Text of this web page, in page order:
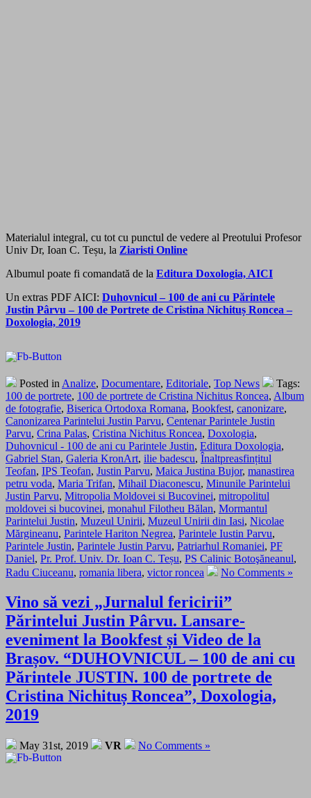
Materialul integral, cu tot cu punctul de vedere al Preotului Profesor
Univ Dr, Ioan C. Teșu, la Ziaristi Online
Albumul poate fi comandată de la Editura Doxologia, AICI
Un extras PDF AICI: Duhovnicul – 100 de ani cu Părintele
Justin Pârvu – 100 de Portrete de Cristina Nichituș Roncea –
Doxologia, 2019
Posted in Analize, Documentare, Editoriale, Top News
Tags:
100 de portrete, 100 de portrete de Cristina Nichitus Roncea, Album
de fotografie, Biserica Ortodoxa Romana, Bookfest, canonizare,
Canonizarea Parintelui Justin Parvu, Centenar Parintele Justin
Parvu, Crina Palas, Cristina Nichitus Roncea, Doxologia,
Duhovnicul - 100 de ani cu Parintele Justin, Editura Doxologia,
Gabriel Stan, Galeria KronArt, ilie badescu, Înaltpreasfințitul
Teofan, IPS Teofan, Justin Parvu, Maica Justina Bujor, manastirea
petru voda, Maria Trifan, Mihail Diaconescu, Minunile Parintelui
Justin Parvu, Mitropolia Moldovei si Bucovinei, mitropolitul
moldovei si bucovinei, monahul Filotheu Bălan, Mormantul
Parintelui Justin, Muzeul Unirii, Muzeul Unirii din Iasi, Nicolae
Mărgineanu, Parintele Hariton Negrea, Parintele Iustin Parvu,
Parintele Justin, Parintele Justin Parvu, Patriarhul Romaniei, PF
Daniel, Pr. Prof. Univ. Dr. Ioan C. Teșu, PS Calinic Botoşăneanul,
Radu Ciuceanu, romania libera, victor roncea No Comments »
Vino să vezi „Jurnalul fericirii”
Părintelui Justin Pârvu. Lansare-
eveniment la Bookfest și Video de la
Brașov. “DUHOVNICUL – 100 de ani cu
Părintele JUSTIN. 100 de portrete de
Cristina Nichituș Roncea”, Doxologia,
2019
May 31st, 2019 VR No Comments »